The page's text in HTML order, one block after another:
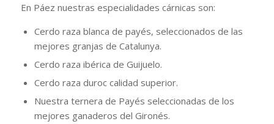
En Páez nuestras especialidades cárnicas son:
Cerdo raza blanca de payés, seleccionados de las
mejores granjas de Catalunya.
Cerdo raza ibérica de Guijuelo.
Cerdo raza duroc calidad superior.
Nuestra ternera de Payés seleccionadas de los
mejores ganaderos del Gironés.